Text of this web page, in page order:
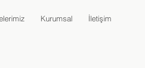
Kurumsal İletişim